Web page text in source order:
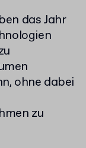
das Jahr
ohne dabei
zu